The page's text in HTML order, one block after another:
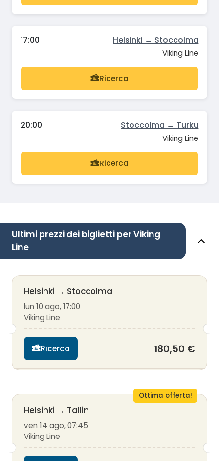
17:00 Helsinki → Stoccolma
Viking Line
Ricerca
20:00 Stoccolma → Turku
Viking Line
Ricerca
Ultimi prezzi dei biglietti per Viking
Line
Helsinki → Stoccolma
lun 10 ago, 17:00
Viking Line
Ricerca 180,50 €
Ottima offerta!
Helsinki → Tallin
ven 14 ago, 07:45
Viking Line